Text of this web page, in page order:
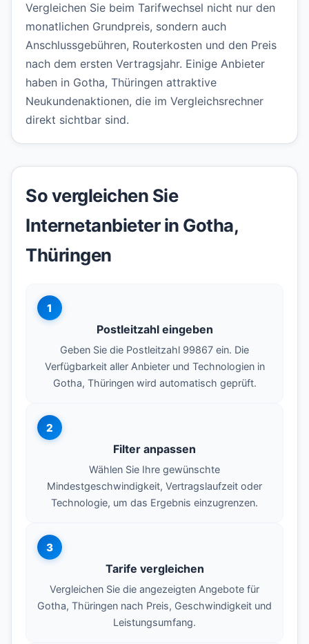
Vergleichen Sie beim Tarifwechsel nicht nur den
monatlichen Grundpreis, sondern auch
Anschlussgebühren, Routerkosten und den Preis
nach dem ersten Vertragsjahr. Einige Anbieter
haben in Gotha, Thüringen attraktive
Neukundenaktionen, die im Vergleichsrechner
direkt sichtbar sind.
So vergleichen Sie
Internetanbieter in Gotha,
Thüringen
1
Postleitzahl eingeben
Geben Sie die Postleitzahl 99867 ein. Die
Verfügbarkeit aller Anbieter und Technologien in
Gotha, Thüringen wird automatisch geprüft.
2
Filter anpassen
Wählen Sie Ihre gewünschte
Mindestgeschwindigkeit, Vertragslaufzeit oder
Technologie, um das Ergebnis einzugrenzen.
3
Tarife vergleichen
Vergleichen Sie die angezeigten Angebote für
Gotha, Thüringen nach Preis, Geschwindigkeit und
Leistungsumfang.